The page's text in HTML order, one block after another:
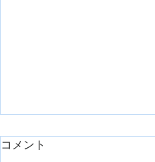
コメント